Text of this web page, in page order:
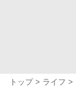
トップ ライフ